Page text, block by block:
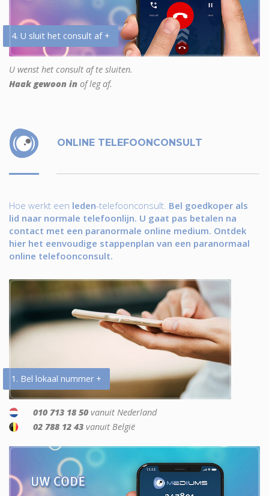
4. U sluit het consult af +
U wenst het consult af te sluiten.
Haak gewoon in of leg af.
ONLINE TELEFOONCONSULT
Hoe werkt een leden-telefoonconsult. Bel goedkoper als
lid naar normale telefoonlijn. U gaat pas betalen na
contact met een paranormale online medium. Ontdek
hier het eenvoudige stappenplan van een paranormaal
online telefoonconsult.
1. Bel lokaal nummer +
010 713 18 50 vanuit Nederland
02 788 12 43 vanuit België